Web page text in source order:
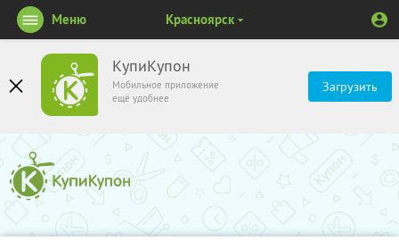
КупиКупон
Мобильное приложение
ещё удобнее
Загрузить
Меню Красноярск